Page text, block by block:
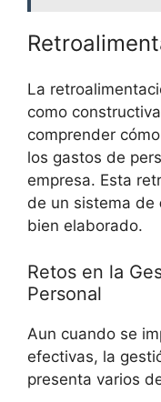
La
como
comprender
los gastos de
empresa. Esta
de un sistema de
bien elaborado.
Retos en la
Personal
Aun cuando se
efectivas, la
presenta varios